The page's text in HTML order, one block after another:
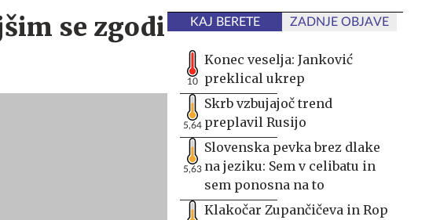
se zgodi
KAJ BERETE ZADNJE OBJAVE
10
Konec veselja: Janković
preklical ukrep
5,64
Skrb vzbujajoč trend
preplavil Rusijo
5,63
Slovenska pevka brez dlake
na jeziku: Sem v celibatu in
sem ponosna na to
Klakočar Zupančičeva in Rop